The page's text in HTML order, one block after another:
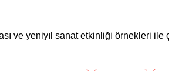
ve yeniyıl sanat etkinliği örnekleri